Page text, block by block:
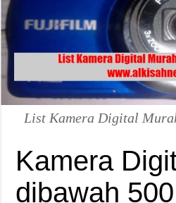
List Kamera Digital
Kamera
dibawah